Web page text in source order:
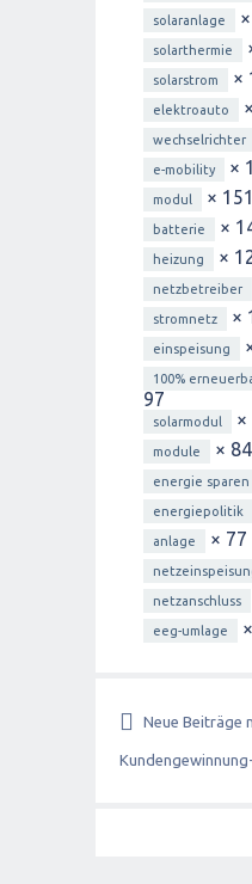
solaranlage
solarthermie
solarstrom ×
elektroauto
wechselrichter
e-mobility ×
modul × 151
batterie ×
heizung ×
netzbetreiber
stromnetz ×
einspeisung
100%
97
solarmodul ×
module × 84
energie sparen
energiepolitik
anlage × 77
netzanschluss
eeg-umlage
Neue Beiträge